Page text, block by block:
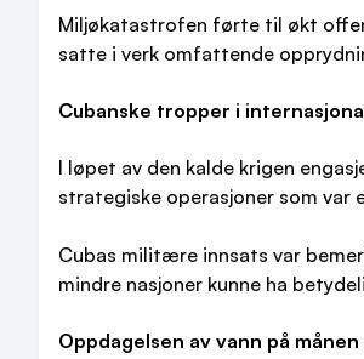
Miljøkatastrofen førte til økt
satte i verk omfattende
Cubanske tropper i
I løpet av den kalde krigen
strategiske operasjoner som var
Cubas militære innsats var
mindre nasjoner kunne ha
Oppdagelsen av vann på